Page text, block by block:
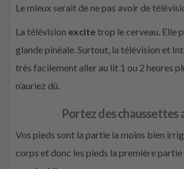
Le mieux serait de ne pas avoir de
La télévision excitetrop le cerveau. Elle
glande pinéale. Surtout, la télévision et
très facilement aller au lit 1 ou 2 heures
n’auriez dû.
Portez des chaussettes
Vos pieds sont la partie la moins bien
corps et donc les pieds la première